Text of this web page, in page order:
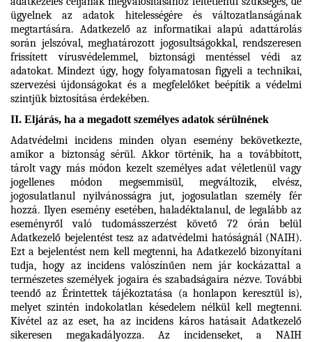
ügyelnek az adatok hitelességére és változatlanságának
megtartására. Adatkezelő az informatikai alapú adattárolás
során jelszóval, meghatározott jogosultságokkal, rendszeresen
frissített vírusvédelemmel, biztonsági mentéssel védi az
adatokat. Mindezt úgy, hogy folyamatosan figyeli a technikai,
szervezési újdonságokat és a megfelelőket beépítik a védelmi
szintjük biztosítása érdekében.
II. Eljárás, ha a megadott személyes adatok sérülnének
Adatvédelmi incidens minden olyan esemény bekövetkezte,
amikor a biztonság sérül. Akkor történik, ha a továbbított,
tárolt vagy más módon kezelt személyes adat véletlenül vagy
jogellenes módon megsemmisül, megváltozik, elvész,
jogosulatlanul nyilvánosságra jut, jogosulatlan személy fér
hozzá. Ilyen esemény esetében, haladéktalanul, de legalább az
eseményről való tudomásszerzést követő 72 órán belül
Adatkezelő bejelentést tesz az adatvédelmi hatóságnál (NAIH).
Ezt a bejelentést nem kell megtenni, ha Adatkezelő bizonyítani
tudja, hogy az incidens valószínűen nem jár kockázattal a
természetes személyek jogaira és szabadságaira nézve. További
teendő az Érintettek tájékoztatása (a honlapon keresztül is),
melyet szintén indokolatlan késedelem nélkül kell megtenni.
Kivétel az az eset, ha az incidens káros hatásait Adatkezelő
sikeresen megakadályozza. Az incidenseket, a NAIH